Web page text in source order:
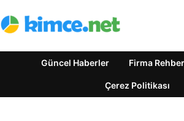
Güncel Haberler Firma
Çerez Politikası